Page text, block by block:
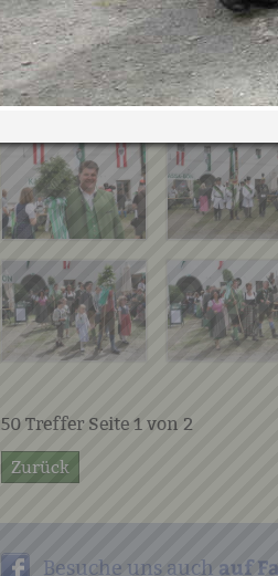
50 Treffer Seite 1 von 2
Zurück
Besuche uns auch auf